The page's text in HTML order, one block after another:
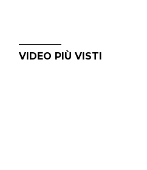
VIDEO PIÙ VISTI